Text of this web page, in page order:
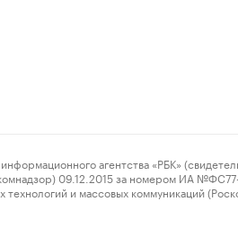
агентства «РБК»
09.12.2015 за номером ИА
и массовых коммуникаций